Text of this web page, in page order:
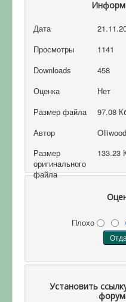
Дата
Просмотры
1141
Downloads
458
Оценка
Нет
Размер файла
97.08
Автор
Olliwood
Размер
оригинального
файла
133.23
Плохо
Установить